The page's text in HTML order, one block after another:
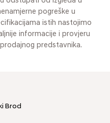
pogreške u
istih nastojimo
informacije i provjeru
predstavnika.
Brod